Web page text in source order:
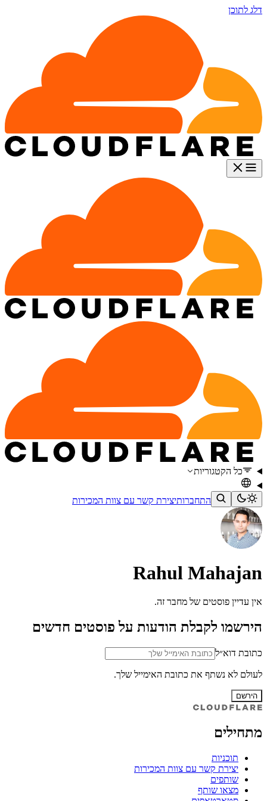
דלג לתוכן
כל הקטגוריות
התחברותיצירת קשר עם צוות המכירות
Rahul Mahajan
אין עדיין פוסטים של מחבר זה.
הירשמו לקבלת הודעות על פוסטים חדשים
כתובת דוא״ל
לעולם לא נשתף את כתובת האימייל שלך.
הירשם
מתחילים
תוכניות
יצירת קשר עם צוות המכירות
שותפים
מצאו שותף